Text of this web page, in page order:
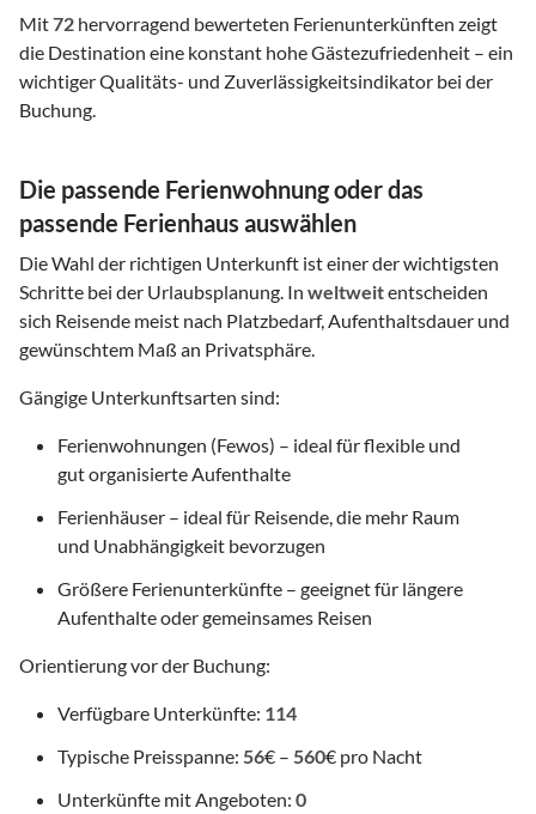
Mit72 hervorragend bewerteten Ferienunterkünften zeigt
die Destination eine konstant hohe Gästezufriedenheit – ein
wichtiger Qualitäts- und Zuverlässigkeitsindikator bei der
Buchung.
Die passende Ferienwohnung oder das
passende Ferienhaus auswählen
Die Wahl der richtigen Unterkunft ist einer der wichtigsten
Schritte bei der Urlaubsplanung. In weltweitentscheiden
sich Reisende meist nach Platzbedarf, Aufenthaltsdauer und
gewünschtem Maß an Privatsphäre.
Gängige Unterkunftsarten sind:
Ferienwohnungen (Fewos) – ideal für flexible und
gut organisierte Aufenthalte
Ferienhäuser – ideal für Reisende, die mehr Raum
und Unabhängigkeit bevorzugen
Größere Ferienunterkünfte – geeignet für längere
Aufenthalte oder gemeinsames Reisen
Orientierung vor der Buchung:
Verfügbare Unterkünfte: 114
Typische Preisspanne: 56€ – 560€ pro Nacht
Unterkünfte mit Angeboten: 0